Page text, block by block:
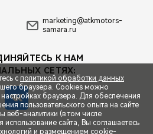
marketing@atkmotors-
samara.ru
К НАМ
СЕТЯХ:
с политикой обработки данных
браузера. Cookies можно
браузера. Для обеспечения
пользовательского опыта на сайте
веб-аналитики (в том числе
сайта, Вы соглашаетесь
и размещением cookie-